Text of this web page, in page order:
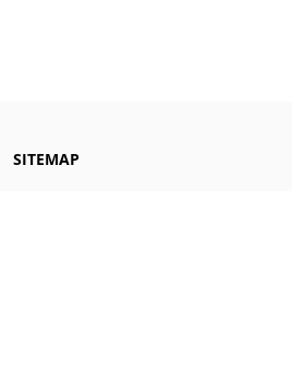
SITEMAP